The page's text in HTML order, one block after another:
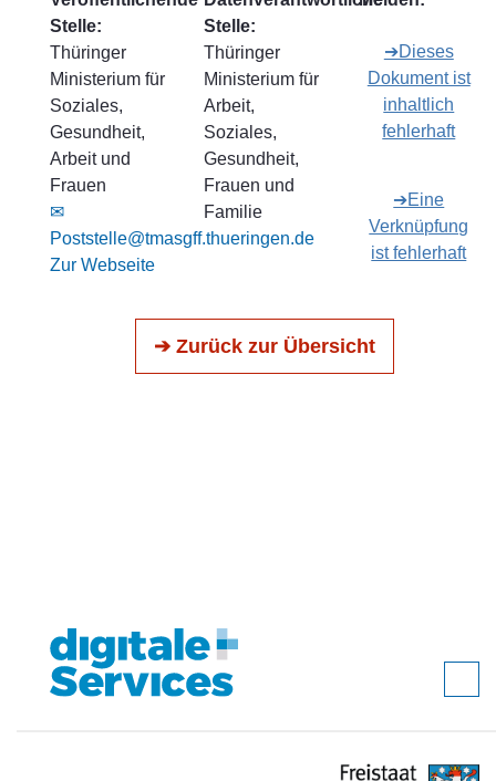
Stelle:
Thüringer
Ministerium für
Soziales,
Gesundheit,
Arbeit und
Frauen
✉
Poststelle@tmasgff.thueringen.de
Zur Webseite
Stelle:
Thüringer
Ministerium für
Arbeit,
Soziales,
Gesundheit,
Frauen und
Familie
➔Dieses
Dokument ist
inhaltlich
fehlerhaft
➔Eine
Verknüpfung
ist fehlerhaft
➔ Zurück zur Übersicht